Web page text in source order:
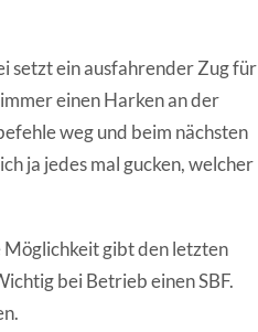
setzt ein ausfahrender Zug für
einen Harken an der
weg und beim nächsten
ja jedes mal gucken, welcher
Möglichkeit gibt den letzten
bei Betrieb einen SBF.